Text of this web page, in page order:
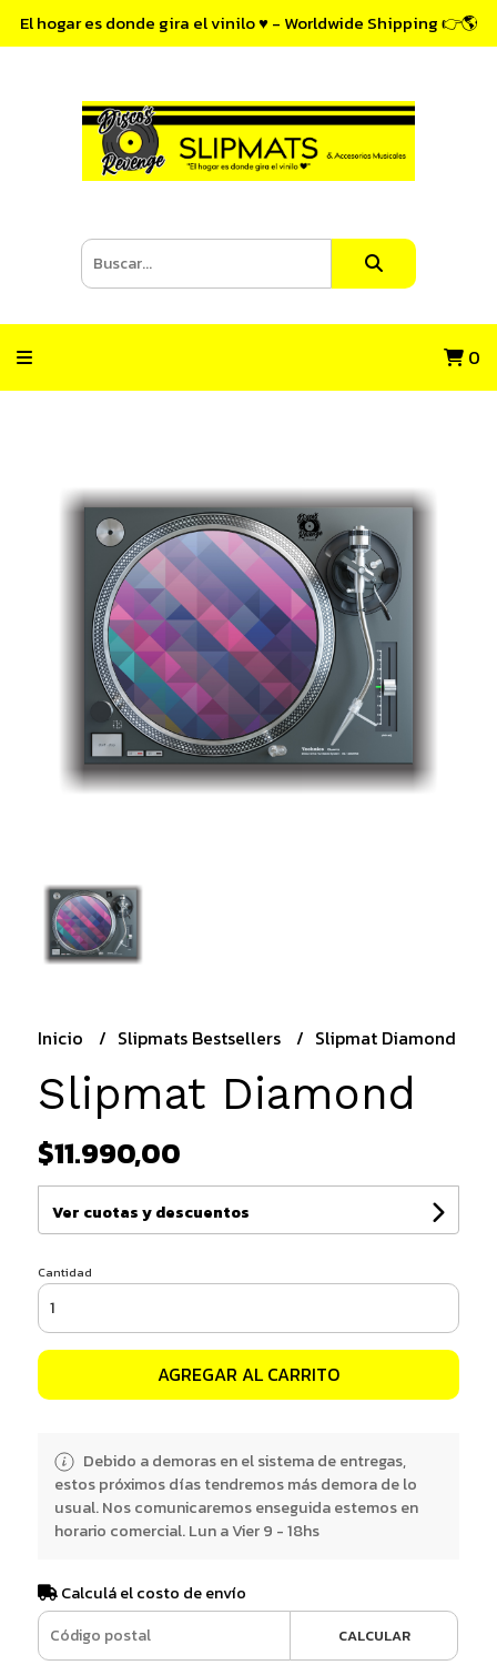
El hogar es donde gira el vinilo ♥ - Worldwide Shipping 👉🌎
0
Inicio Slipmats Bestsellers Slipmat Diamond
Slipmat Diamond
$11.990,00
Ver cuotas y descuentos
Cantidad
AGREGAR AL CARRITO
Debido a demoras en el sistema de entregas,
estos próximos días tendremos más demora de lo
usual. Nos comunicaremos enseguida estemos en
horario comercial. Lun a Vier 9 - 18hs
Calculá el costo de envío
CALCULAR